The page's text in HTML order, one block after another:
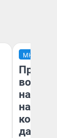
МНЕНИЕ
нам
даже